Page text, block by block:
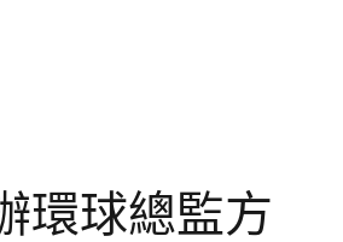
環球總監方